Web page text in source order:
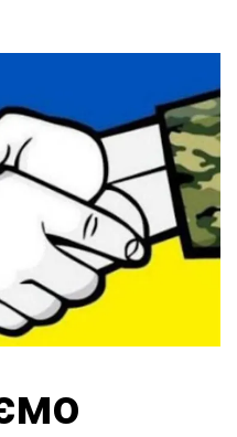
7
організації
особі Огнєва Юрія
у зборі коштів на